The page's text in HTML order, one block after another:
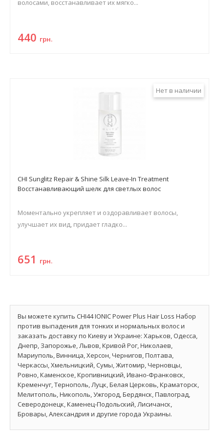
волосами, восстанавливает их мягко...
440 грн.
Нет в наличии
CHI Sunglitz Repair & Shine Silk Leave-In Treatment
Восстанавливающий шелк для светлых волос
Моментально укрепляет и оздоравливает волосы,
улучшает их вид, придает гладко...
651 грн.
Вы можете купить CHI44 IONIC Power Plus Hair Loss Набор
против выпадения для тонких и нормальных волос и
заказать доставку по Киеву и Украине: Харьков, Одесса,
Днепр, Запорожье, Львов, Кривой Рог, Николаев,
Мариуполь, Винница, Херсон, Чернигов, Полтава,
Черкассы, Хмельницкий, Сумы, Житомир, Черновцы,
Ровно, Каменское, Кропивницкий, Ивано-Франковск,
Кременчуг, Тернополь, Луцк, Белая Церковь, Краматорск,
Мелитополь, Никополь, Ужгород, Бердянск, Павлоград,
Северодонецк, Каменец-Подольский, Лисичанск,
Бровары, Александрия и другие города Украины.